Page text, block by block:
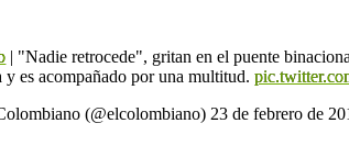
| "Nadie retrocede", gritan en el puente
y es acompañado por una multitud.
(@elcolombiano) 23 de febrero de